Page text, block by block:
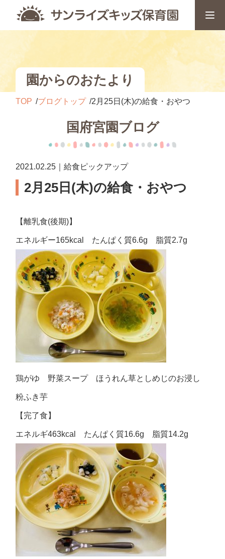
園からのおたより
TOP ブログトップ 2月25日(木)の給食・おやつ
国府宮園ブログ
2021.02.25｜給食ピックアップ
2月25日(木)の給食・おやつ
【離乳食(後期)】
エネルギー165kcal たんぱく質6.6g 脂質2.7g
鶏がゆ 野菜スープ ほうれん草としめじのお浸し
粉ふき芋
【完了食】
エネルギ463kcal たんぱく質16.6g 脂質14.2g